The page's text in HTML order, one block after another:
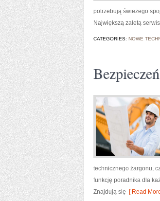
potrzebują świeżego
Największą zaletą
CATEGORIES: NOWE
technicznego żargonu,
funkcję poradnika dla
Znajdują się [ Read